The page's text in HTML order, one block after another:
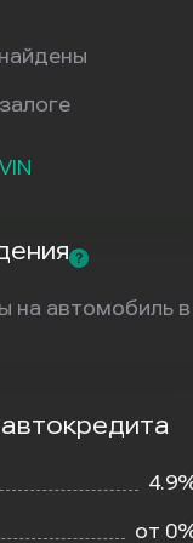
на автомобиль в
от